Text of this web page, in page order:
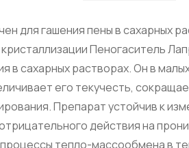
для гашения пены в сахарных
Пеногаситель
в сахарных растворах. Он в
его текучесть,
Препарат устойчив к
действия на
тепло-массообмена в